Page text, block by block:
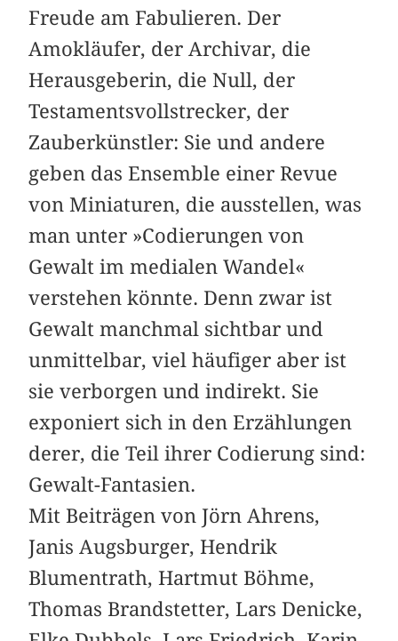
Freude am Fabulieren. Der
Amokläufer, der Archivar, die
Herausgeberin, die Null, der
Testamentsvollstrecker, der
Zauberkünstler: Sie und andere
geben das Ensemble einer Revue
von Miniaturen, die ausstellen, was
man unter »Codierungen von
Gewalt im medialen Wandel«
verstehen könnte. Denn zwar ist
Gewalt manchmal sichtbar und
unmittelbar, viel häufiger aber ist
sie verborgen und indirekt. Sie
exponiert sich in den Erzählungen
derer, die Teil ihrer Codierung sind:
Gewalt-Fantasien.
Mit Beiträgen von Jörn Ahrens,
Janis Augsburger, Hendrik
Blumentrath, Hartmut Böhme,
Thomas Brandstetter, Lars Denicke,